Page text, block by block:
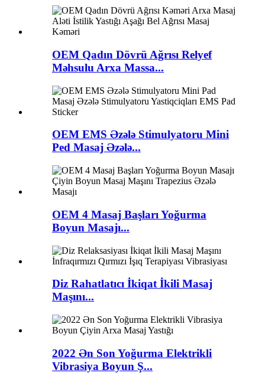
OEM Qadın Dövrü Ağrısı Relyef
Məhsulu Arxa Massa...
OEM EMS Əzələ Stimulyatoru Mini
Ped Masaj Əzələ...
OEM 4 Masaj Başları Yoğurma
Boyun Masajı...
Diz Rahatlatıcı İkiqat İkili Masaj
Maşını...
2022 Ən Son Yoğurma Elektrikli
Vibrasiya Boyun Ş...